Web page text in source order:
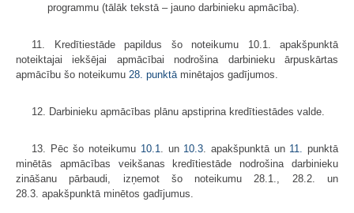
programmu (tālāk tekstā – jauno darbinieku apmācība).
11. Kredītiestāde papildus šo noteikumu 10.1. apakšpunktā
noteiktajai iekšējai apmācībai nodrošina darbinieku ārpuskārtas
apmācību šo noteikumu 28. punktā minētajos gadījumos.
12. Darbinieku apmācības plānu apstiprina kredītiestādes valde.
13. Pēc šo noteikumu 10.1 . un 10.3 . apakšpunktā un 11.
punktā
minētās apmācības veikšanas kredītiestāde nodrošina darbinieku
zināšanu pārbaudi, izņemot šo noteikumu 28.1., 28.2. un
28.3. apakšpunktā minētos gadījumus.